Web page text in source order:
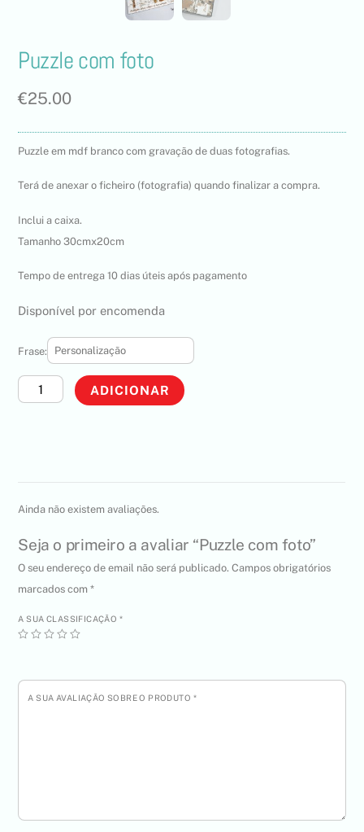
Puzzle com foto
€25.00
Puzzle em mdf branco com gravação de duas fotografias.
Terá de anexar o ficheiro (fotografia) quando finalizar a compra.
Inclui a caixa.
Tamanho 30cmx20cm
Tempo de entrega 10 dias úteis após pagamento
Disponível por encomenda
Frase:
Quantidade
de
ADICIONAR
Ainda não existem avaliações.
Seja o primeiro a avaliar “Puzzle com foto”
O seu endereço de email não será publicado. Campos obrigatórios
marcados com*
A SUA CLASSIFICAÇÃO *
A SUA AVALIAÇÃO SOBRE O PRODUTO *